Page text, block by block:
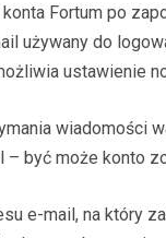
Fortum po
używany do
ustawienie
wiadomości
być może konto
e-mail, na który